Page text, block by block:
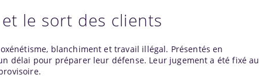
le sort des clients
blanchiment et travail illégal. Présentés en
délai pour préparer leur défense. Leur jugement a été fixé au